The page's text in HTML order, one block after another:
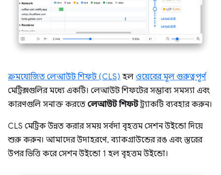
ক্রমযোজিত লেআউট শিফট (CLS) হল ওয়েবের মূল গুরুত্বপূর্ণ
মেট্রিক্সগুলির মধ্যে একটি। লেআউট শিফটের সম্ভাব্য সমস্যা এবং
কারণগুলি সনাক্ত করতে লেআউট শিফটট্র্যাকটি ব্যবহার করুন।
CLS মেট্রিক উন্নত করার সময় সর্বদা বৃহত্তম সেশন উইন্ডো দিয়ে
শুরু করুন। আমাদের উদাহরণে, ব্যাকগ্রাউন্ডের রঙ এবং স্তরের
উপর ভিত্তি করে সেশন উইন্ডো 1 হল বৃহত্তম উইন্ডো।